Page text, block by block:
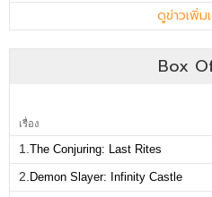
ดูข่าวเพิ่ม
Box
เรื่อง
1. The Conjuring: Last Rites
2. Demon Slayer: Infinity Castle